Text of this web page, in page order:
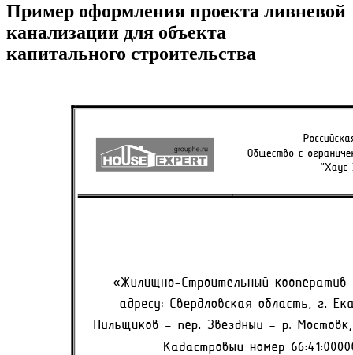
Пример оформления проекта ливневой
канализации для объекта
капитального строительства